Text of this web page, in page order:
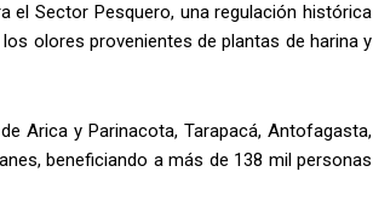
el Sector Pesquero, una regulación histórica
olores provenientes de plantas de harina y
Arica y Parinacota, Tarapacá, Antofagasta,
beneficiando a más de 138 mil personas